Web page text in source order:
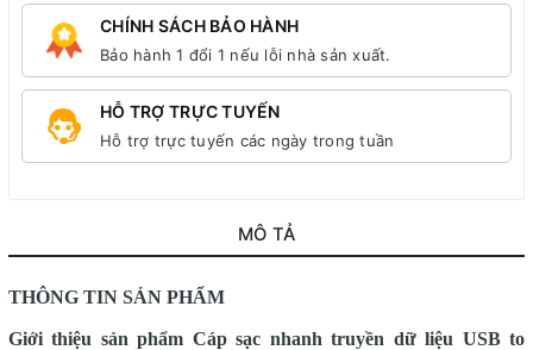
CHÍNH SÁCH BẢO HÀNH
Bảo hành 1 đổi 1 nếu lỗi nhà sản xuất.
HỖ TRỢ TRỰC TUYẾN
Hỗ trợ trực tuyến các ngày trong tuần
MÔ TẢ
THÔNG TIN SẢN PHẨM
Giới thiệu sản phẩm Cáp sạc nhanhtruyền dữ liệu USB to